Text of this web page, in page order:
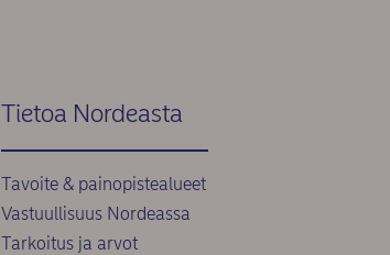
Tietoa Nordeasta
Tavoite & painopistealueet
Vastuullisuus Nordeassa
Tarkoitus ja arvot